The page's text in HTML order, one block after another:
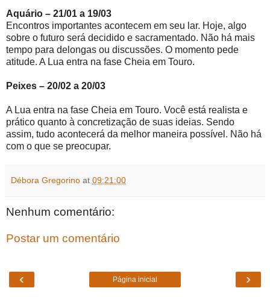
Aquário – 21/01 a 19/03
Encontros importantes acontecem em seu lar. Hoje, algo
sobre o futuro será decidido e sacramentado. Não há mais
tempo para delongas ou discussões. O momento pede
atitude. A Lua entra na fase Cheia em Touro.
Peixes – 20/02 a 20/03
A Lua entra na fase Cheia em Touro. Você está realista e
prático quanto à concretização de suas ideias. Sendo
assim, tudo acontecerá da melhor maneira possível. Não há
com o que se preocupar.
Débora Gregorino at 09:21:00
Nenhum comentário:
Postar um comentário
‹ ›
Página inicial